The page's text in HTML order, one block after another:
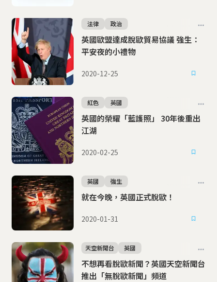
英國歐盟達成脫歐貿易協議 強生：
平安夜的小禮物
法律 政治
2020-12-25
英國的榮耀「藍護照」 30年後重出
江湖
紅色 英國
2020-02-25
就在今晚，英國正式脫歐！
英國 強生
2020-01-31
不想再看脫歐新聞？英國天空新聞台
推出「無脫歐新聞」頻道
天空新聞台 英國